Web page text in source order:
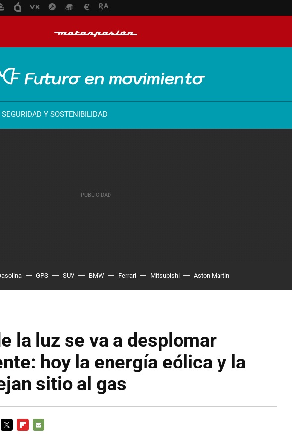
SEGURIDAD Y SOSTENIBILIDAD
GPS SUV BMW Ferrari Mitsubishi Aston Martin
la luz se va a desplomar
hoy la energía eólica y la
sitio al gas